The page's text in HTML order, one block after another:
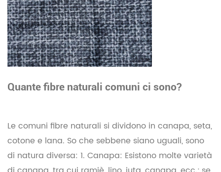
Quante fibre naturali comuni ci sono?
Le comuni fibre naturali si dividono in canapa, seta,
cotone e lana. So che sebbene siano uguali, sono
di natura diversa: 1. Canapa: Esistono molte varietà